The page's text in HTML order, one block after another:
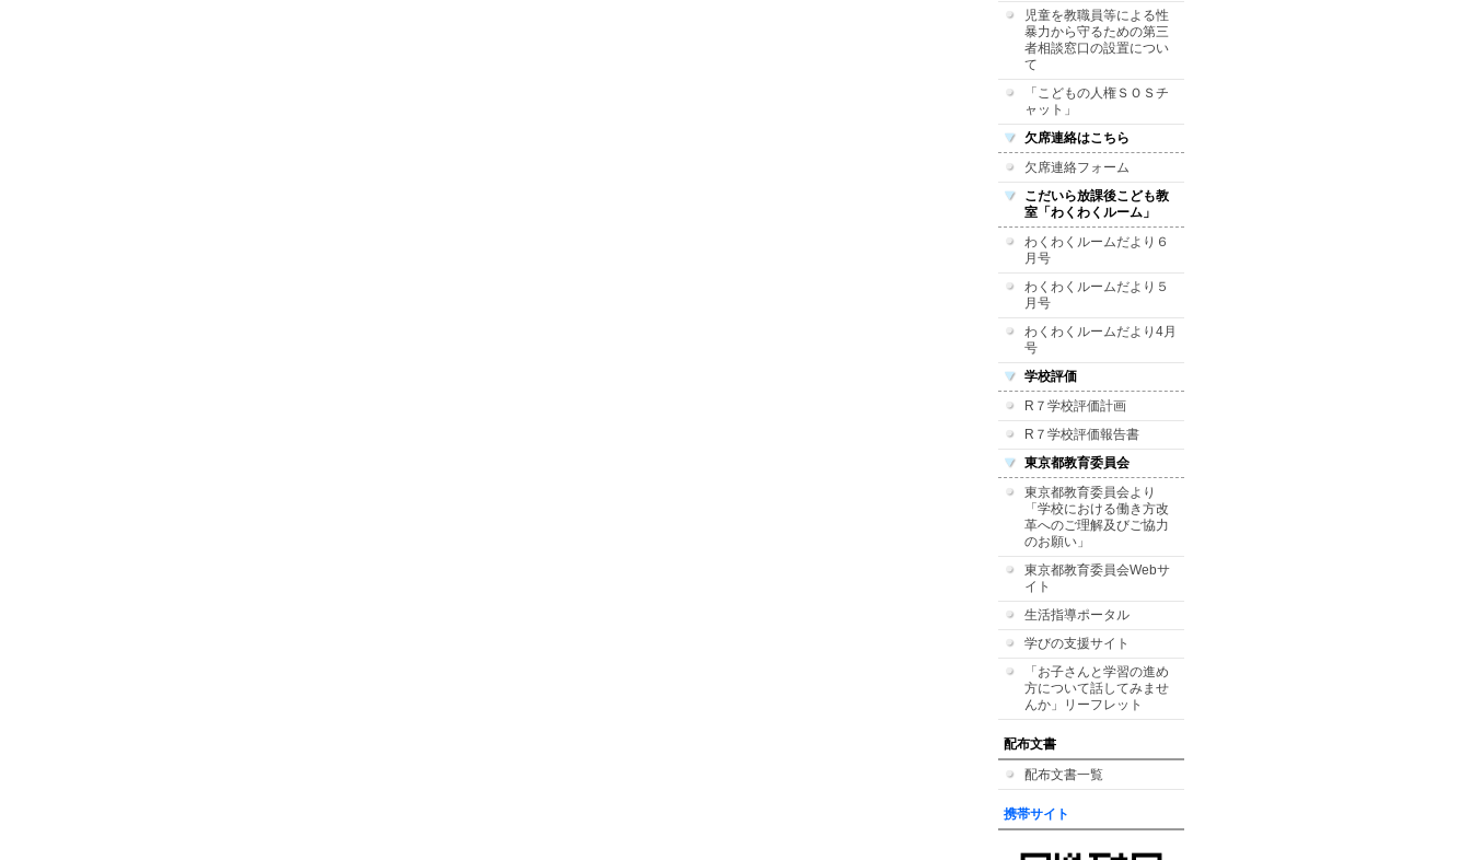
児童を教職員等による性
暴力から守るための第三
者相談窓口の設置につい
て
「こどもの人権ＳＯＳチ
ャット」
欠席連絡はこちら
欠席連絡フォーム
こだいら放課後こども教
室「わくわくルーム」
わくわくルームだより６
月号
わくわくルームだより５
月号
わくわくルームだより4月
号
学校評価
R７学校評価計画
R７学校評価報告書
東京都教育委員会
東京都教育委員会より
「学校における働き方改
革へのご理解及びご協力
のお願い」
東京都教育委員会Webサ
イト
生活指導ポータル
学びの支援サイト
「お子さんと学習の進め
方について話してみませ
んか」リーフレット
配布文書
配布文書一覧
携帯サイト